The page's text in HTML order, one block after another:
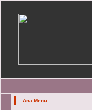
:: Ana Menü